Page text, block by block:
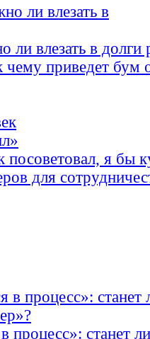
ли влезать в
приведет бум
посоветовал, я бы
для
процесс»: станет